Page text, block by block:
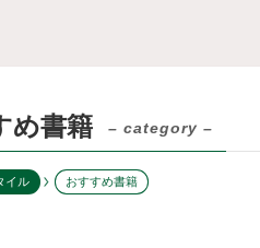
め書籍 – category –
イル おすすめ書籍